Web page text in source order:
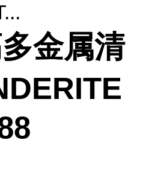
金属清